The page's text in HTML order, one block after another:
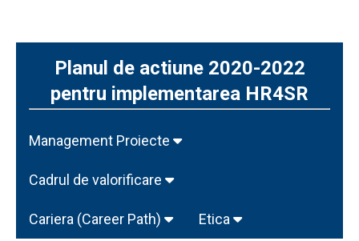
Planul de actiune 2020-2022
pentru implementarea HR4SR
Management Proiecte
Cadrul de valorificare
Cariera (Career Path) Etica